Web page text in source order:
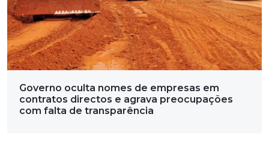
Governo oculta nomes de empresas em
contratos directos e agrava preocupações
com falta de transparência